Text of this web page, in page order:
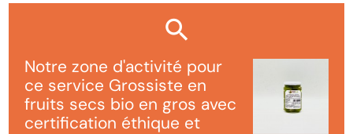
Notre zone d'activité pour
ce service Grossiste en
fruits secs bio en gros avec
certification éthique et